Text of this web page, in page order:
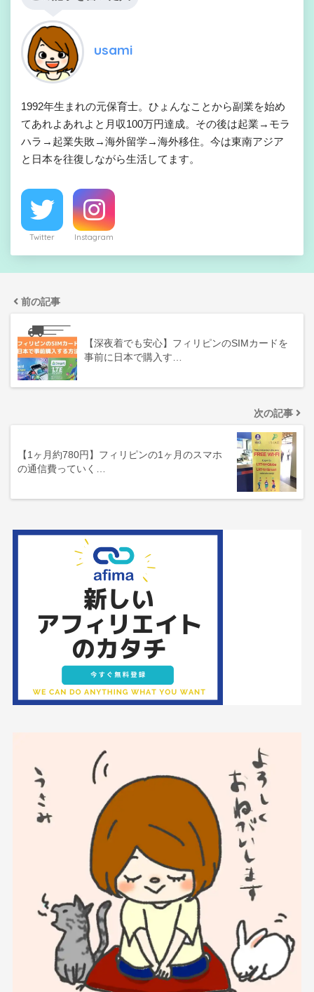
usami
1992年生まれの元保育士。ひょんなことから副業を始め
てあれよあれよと月収100万円達成。その後は起業→モラ
ハラ→起業失敗→海外留学→海外移住。今は東南アジア
と日本を往復しながら生活してます。
Twitter Instagram
前の記事
【深夜着でも安心】フィリピンのSIMカードを
事前に日本で購入す…
次の記事
【1ヶ月約780円】フィリピンの1ヶ月のスマホ
の通信費っていく…